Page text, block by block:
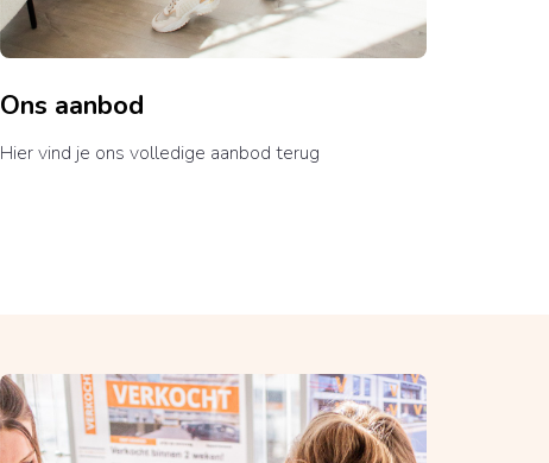
Ons aanbod
Hier vind je ons volledige aanbod terug